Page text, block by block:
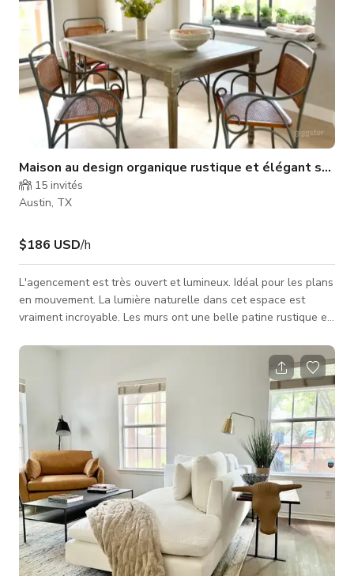
Maison au design organique rustique et élégant style
15 invités
Austin, TX
$186 USD/h
L'agencement est très ouvert et lumineux. Idéal pour les plans
en mouvement. La lumière naturelle dans cet espace est
vraiment incroyable. Les murs ont une belle patine rustique en
magnifiques arrière-plans doux. La décoration est très subtile
avec des touches antiques primitives partout tout en
mélangeant harmonieusement les vibrations modernes du
milieu du siècle de l'architecture. J'étais photographe éditoriale
et j'a